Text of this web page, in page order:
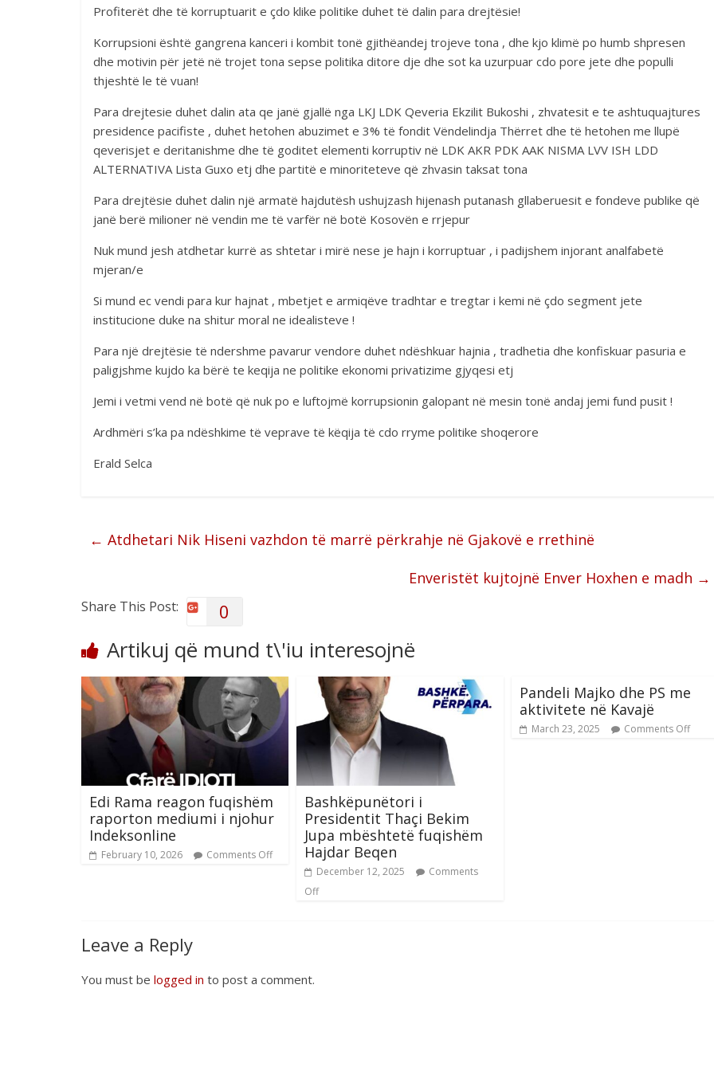
Profiterët dhe të korruptuarit e çdo klike politike duhet të dalin para drejtësie!
Korrupsioni është gangrena kanceri i kombit tonë gjithëandej trojeve tona , dhe kjo klimë po humb shpresen
dhe motivin për jetë në trojet tona sepse politika ditore dje dhe sot ka uzurpuar cdo pore jete dhe populli
thjeshtë le të vuan!
Para drejtesie duhet dalin ata qe janë gjallë nga LKJ LDK Qeveria Ekzilit Bukoshi , zhvatesit e te ashtuquajtures
presidence pacifiste , duhet hetohen abuzimet e 3% të fondit Vëndelindja Thërret dhe të hetohen me llupë
qeverisjet e deritanishme dhe të goditet elementi korruptiv në LDK AKR PDK AAK NISMA LVV ISH LDD
ALTERNATIVA Lista Guxo etj dhe partitë e minoriteteve që zhvasin taksat tona
Para drejtësie duhet dalin një armatë hajdutësh ushujzash hijenash putanash gllaberuesit e fondeve publike që
janë berë milioner në vendin me të varfër në botë Kosovën e rrjepur
Nuk mund jesh atdhetar kurrë as shtetar i mirë nese je hajn i korruptuar , i padijshem injorant analfabetë
mjeran/e
Si mund ec vendi para kur hajnat , mbetjet e armiqëve tradhtar e tregtar i kemi në çdo segment jete
institucione duke na shitur moral ne idealisteve !
Para një drejtësie të ndershme pavarur vendore duhet ndëshkuar hajnia , tradhetia dhe konfiskuar pasuria e
paligjshme kujdo ka bërë te keqija ne politike ekonomi privatizime gjyqesi etj
Jemi i vetmi vend në botë që nuk po e luftojmë korrupsionin galopant në mesin tonë andaj jemi fund pusit !
Ardhmëri s’ka pa ndëshkime të veprave të këqija të cdo rryme politike shoqerore
Erald Selca
← Atdhetari Nik Hiseni vazhdon të marrë përkrahje në Gjakovë e rrethinë
Enveristët kujtojnë Enver Hoxhen e madh →
Share This Post: 0
Artikuj që mund t\'iu interesojnë
Edi Rama reagon fuqishëm
raporton mediumi i njohur
Indeksonline
February 10, 2026 Comments Off
Bashkëpunëtori i
Presidentit Thaçi Bekim
Jupa mbështetë fuqishëm
Hajdar Beqen
December 12, 2025
Comments
Off
Pandeli Majko dhe PS me
aktivitete në Kavajë
March 23, 2025 Comments Off
Leave a Reply
You must be logged in to post a comment.